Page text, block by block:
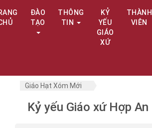
ĐÀO
TẠO
THÔNG
TIN
KỶ
YẾU
GIÁO
XỨ
THÀNH
VIÊN
Giáo Hạt Xóm Mới
Kỷ yếu Giáo xứ Hợp An